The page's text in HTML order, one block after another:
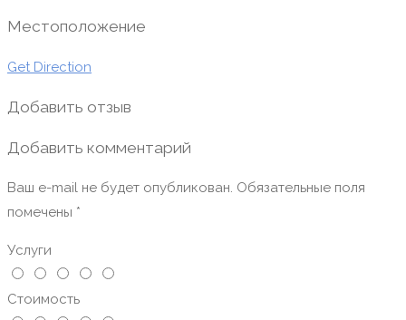
Местоположение
Get Direction
Добавить отзыв
Добавить комментарий
Ваш e-mail не будет опубликован. Обязательные поля
помечены *
Услуги
Стоимость